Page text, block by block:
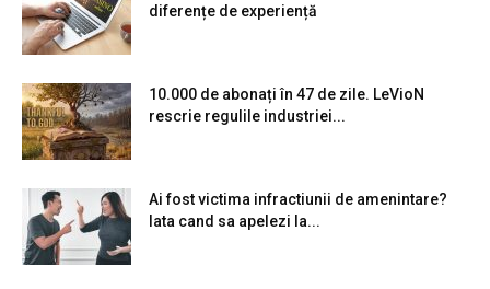
diferențe de experiență
10.000 de abonați în 47 de zile. LeVioN
rescrie regulile industriei...
Ai fost victima infractiunii de amenintare?
Iata cand sa apelezi la...